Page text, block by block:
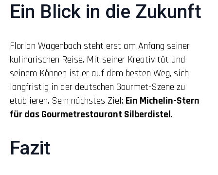
Ein Blick in die Zukunft
Florian Wagenbach steht erst am Anfang seiner
kulinarischen Reise. Mit seiner Kreativität und
seinem Können ist er auf dem besten Weg, sich
langfristig in der deutschen Gourmet-Szene zu
etablieren. Sein nächstes Ziel: Ein Michelin-Stern
für das Gourmetrestaurant Silberdistel.
Fazit